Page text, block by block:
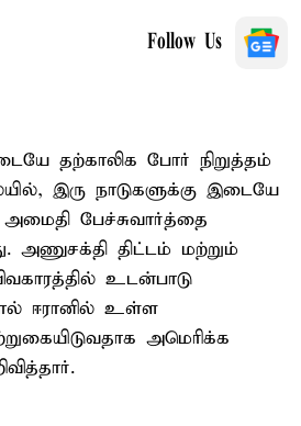
Follow Us
தற்காலிக போர் நிறுத்தம்
இரு நாடுகளுக்கு இடையே
பேச்சுவார்த்தை
அணுசக்தி திட்டம் மற்றும்
உடன்பாடு
ஈரானில் உள்ள
அமெரிக்க